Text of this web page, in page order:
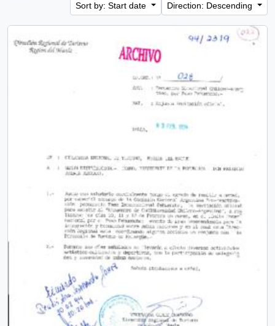
Sort by: Start date
Direction: Descending